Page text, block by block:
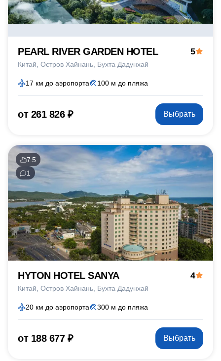
PEARL RIVER GARDEN HOTEL
Китай Остров Хайнань Бухта Дадунхай
5
17 км до аэропорта 100 м до пляжа
от 261 826 ₽ Выбрать
7.5
1
HYTON HOTEL SANYA
Китай Остров Хайнань Бухта Дадунхай
4
20 км до аэропорта 300 м до пляжа
от 188 677 ₽ Выбрать